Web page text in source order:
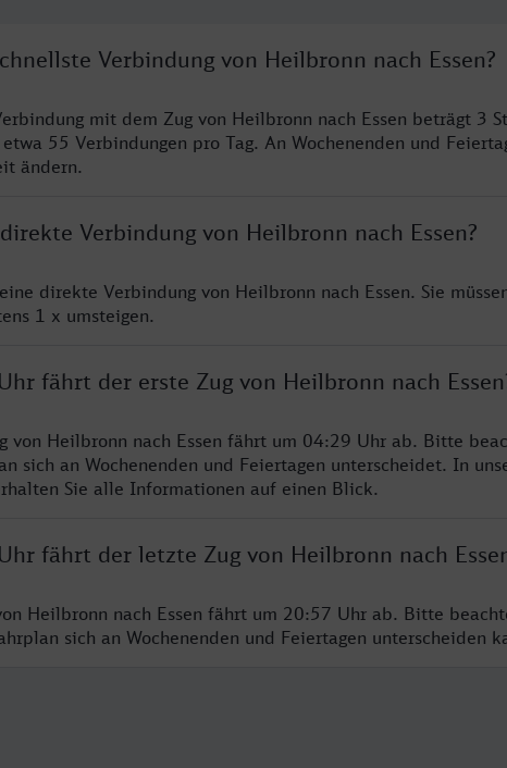
Verbindung von Heilbronn nach Essen?
mit dem Zug von Heilbronn nach Essen beträgt 3
55 Verbindungen pro Tag. An Wochenenden und
ändern.
Verbindung von Heilbronn nach Essen?
direkte Verbindung von Heilbronn nach Essen. Sie
1 x umsteigen.
fährt der erste Zug von Heilbronn nach
von Heilbronn nach Essen fährt um 04:29 Uhr ab. Bitte
sich an Wochenenden und Feiertagen unterscheidet. In
Sie alle Informationen auf einen Blick.
fährt der letzte Zug von Heilbronn nach
Heilbronn nach Essen fährt um 20:57 Uhr ab. Bitte
sich an Wochenenden und Feiertagen unterscheiden